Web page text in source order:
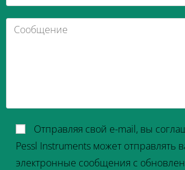
Отправляя свой e-mail, вы
Pessl Instruments может отправлять
электронные сообщения с